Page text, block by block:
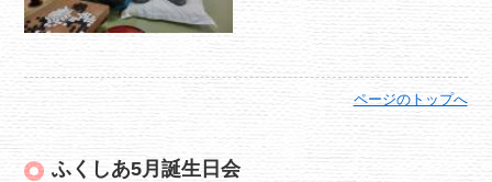
ページのトップへ
ふくしあ5月誕生日会